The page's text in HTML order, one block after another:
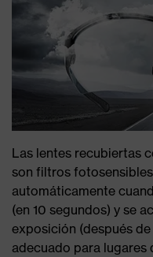
Las lentes recubiertas
son filtros
automáticamente
(en 10 segundos) y se
exposición (después
adecuado para lugares